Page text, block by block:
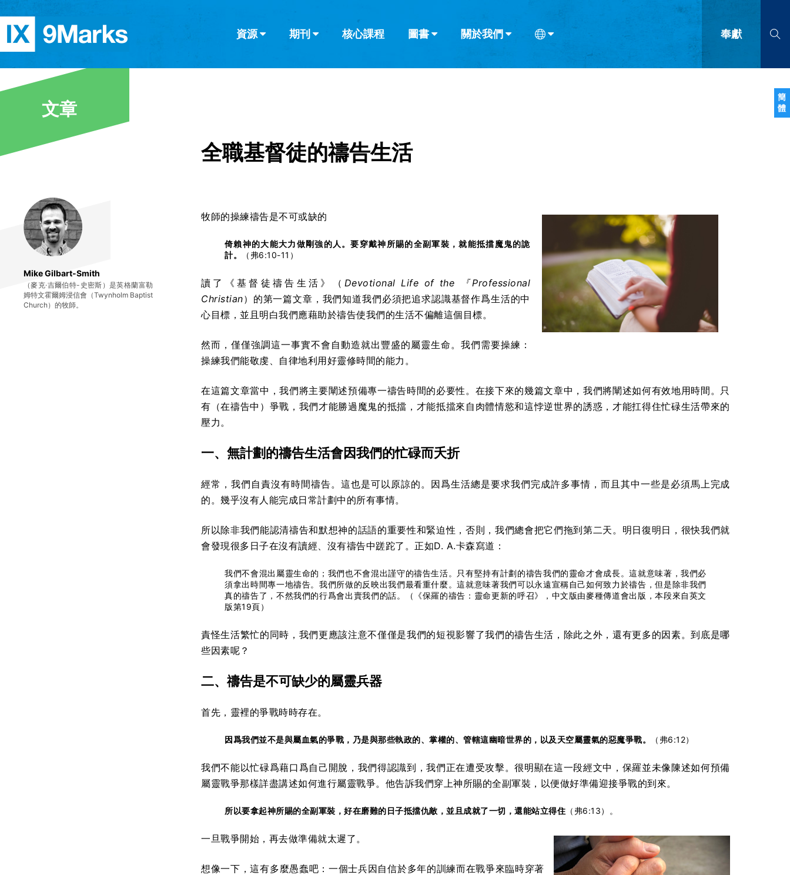
簡
體
資源 期刊 核心課程 圖書 關於我們 奉獻
查看全部
查看全部
简体中文
文章
Mike Gilbart-Smith
（麥克·吉爾伯特-史密斯）是英格蘭富勒
姆特文霍爾姆浸信會（Twynholm Baptist
Church）的牧師。
全職基督徒的禱告生活
牧師的操練禱告是不可或缺的
倚賴神的大能大力做剛強的人。要穿戴神所賜的全副軍裝，就能抵擋魔鬼的詭
計。
（弗6:10-11）
讀了《基督徒禱告生活》（ Devotional Life of the 『Professional
Christian）的第一篇文章，我們知道我們必須把追求認識基督作爲生活的中
心目標，並且明白我們應藉助於禱告使我們的生活不偏離這個目標。
然而，僅僅強調這一事實不會自動造就出豐盛的屬靈生命。我們需要操練：
操練我們能敬虔、自律地利用好靈修時間的能力。
在這篇文章當中，我們將主要闡述預備專一禱告時間的必要性。在接下來的幾篇文章中，我們將闡述如何有效地用時間。只
有（在禱告中）爭戰，我們才能勝過魔鬼的抵擋，才能抵擋來自肉體情慾和這悖逆世界的誘惑，才能扛得住忙碌生活帶來的
壓力。
一、 無計劃的禱告生活會因我們的忙碌而夭折
經常，我們自責沒有時間禱告。這也是可以原諒的。因爲生活總是要求我們完成許多事情，而且其中一些是必須馬上完成
的。幾乎沒有人能完成日常計劃中的所有事情。
所以除非我們能認清禱告和默想神的話語的重要性和緊迫性，否則，我們總會把它們拖到第二天。明日復明日，很快我們就
會發現很多日子在沒有讀經、沒有禱告中蹉跎了。正如D. A.卡森寫道：
我們不會混出屬靈生命的；我們也不會混出謹守的禱告生活。只有堅持有計劃的禱告我們的靈命才會成長。這就意味著，我們必
須拿出時間專一地禱告。我們所做的反映出我們最看重什麼。這就意味著我們可以永遠宣稱自己如何致力於禱告，但是除非我們
真的禱告了，不然我們的行爲會出賣我們的話。（《保羅的禱告：靈命更新的呼召》，中文版由麥種傳道會出版，本段來自英文
版第19頁）
責怪生活繁忙的同時，我們更應該注意不僅僅是我們的短視影響了我們的禱告生活，除此之外，還有更多的因素。到底是哪
些因素呢？
二、禱告是不可缺少的屬靈兵器
首先，靈裡的爭戰時時存在。
因爲我們並不是與屬血氣的爭戰，乃是與那些執政的、掌權的、管轄這幽暗世界的，以及天空屬靈氣的惡魔爭戰。 （弗6:12）
我們不能以忙碌爲藉口爲自己開脫，我們得認識到，我們正在遭受攻擊。很明顯在這一段經文中，保羅並未像陳述如何預備
屬靈戰爭那樣詳盡講述如何進行屬靈戰爭。他告訴我們穿上神所賜的全副軍裝，以便做好準備迎接爭戰的到來。
所以要拿起神所賜的全副軍裝，好在磨難的日子抵擋仇敵，並且成就了一切，還能站立得住 （弗6:13）。
一旦戰爭開始，再去做準備就太遲了。
想像一下，這有多麼愚蠢吧：一個士兵因自信於多年的訓練而在戰爭來臨時穿著